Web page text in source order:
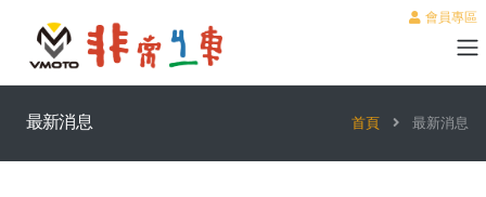
會員專區
最新消息 首頁 最新消息